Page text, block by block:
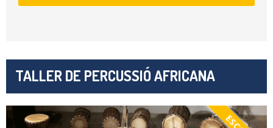
TALLER DE PERCUSSIÓ AFRICANA